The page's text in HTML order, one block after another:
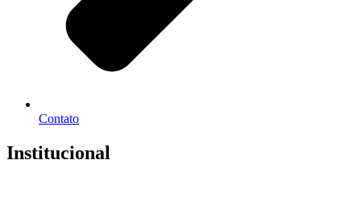
Contato
Institucional